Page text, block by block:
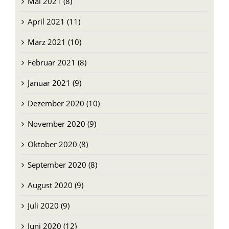
April 2021 (11)
März 2021 (10)
Februar 2021 (8)
Januar 2021 (9)
Dezember 2020 (10)
November 2020 (9)
Oktober 2020 (8)
September 2020 (8)
August 2020 (9)
Juli 2020 (9)
Juni 2020 (12)